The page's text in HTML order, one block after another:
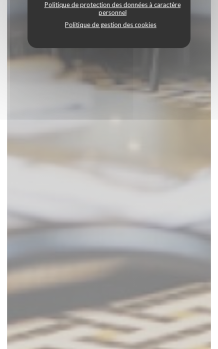
Politique de protection des données à caractère
personnel
Politique de gestion des cookies